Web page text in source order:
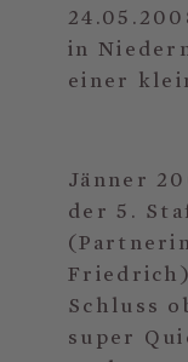
in
einer
Jänner
der 5.
Schluss
super